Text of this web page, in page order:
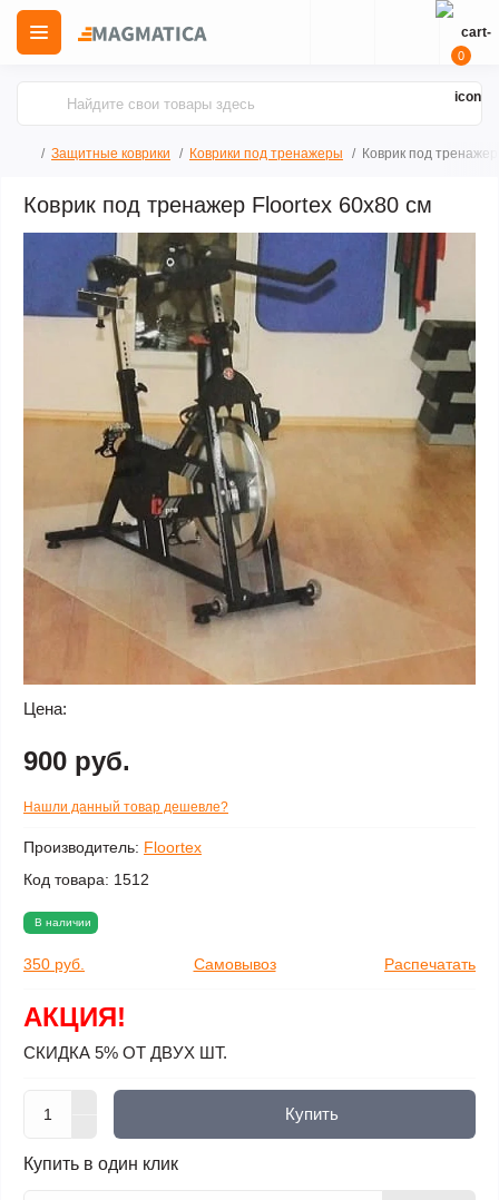
0
Защитные коврики Коврики под тренажеры Коврик под
Коврик под тренажер Floortex 60х80 см
Производитель: Floortex
Код товара: 1512
В наличии
350 руб. Самовывоз Распечатать
Цена:
900 руб.
Нашли данный товар дешевле?
АКЦИЯ!
СКИДКА 5% ОТ ДВУХ ШТ.
Купить
Купить в один клик